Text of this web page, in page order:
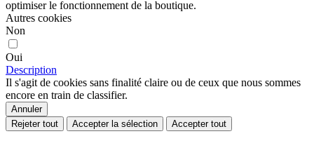
optimiser le fonctionnement de la boutique.
Autres cookies
Non
Oui
Description
Il s'agit de cookies sans finalité claire ou de ceux que nous sommes
encore en train de classifier.
Annuler
Rejeter tout
Accepter la sélection Accepter tout